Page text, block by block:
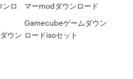
ンロ
ウン
マーmodダウンロード
Gamecubeゲームダウン
ロードisoセット